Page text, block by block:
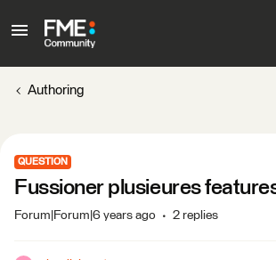
Authoring
QUESTION
Fussioner plusieures
Forum|Forum|6 years ago 2 replies